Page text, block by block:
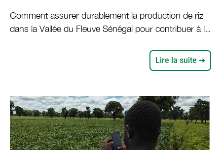
dans un contexte de changement
climatique ?
Comment assurer durablement la production de riz
dans la Vallée du Fleuve Sénégal pour contribuer à la
de changement climatique ? L’approche Champs
Ecoles Producteurs (CEP) a été mobilisée pour
paysannes (Union de Galoya et UJAK) dans
Lire la suite ➜